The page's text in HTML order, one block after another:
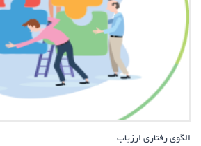
الگوی رفتاری ارزیاب